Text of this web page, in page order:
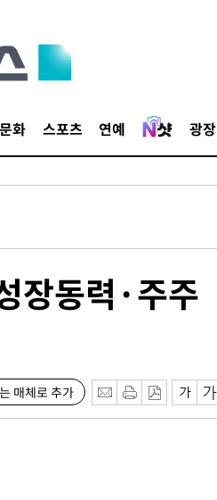
문화 스포츠 연예 광장
장동력·주주
매체로 추가